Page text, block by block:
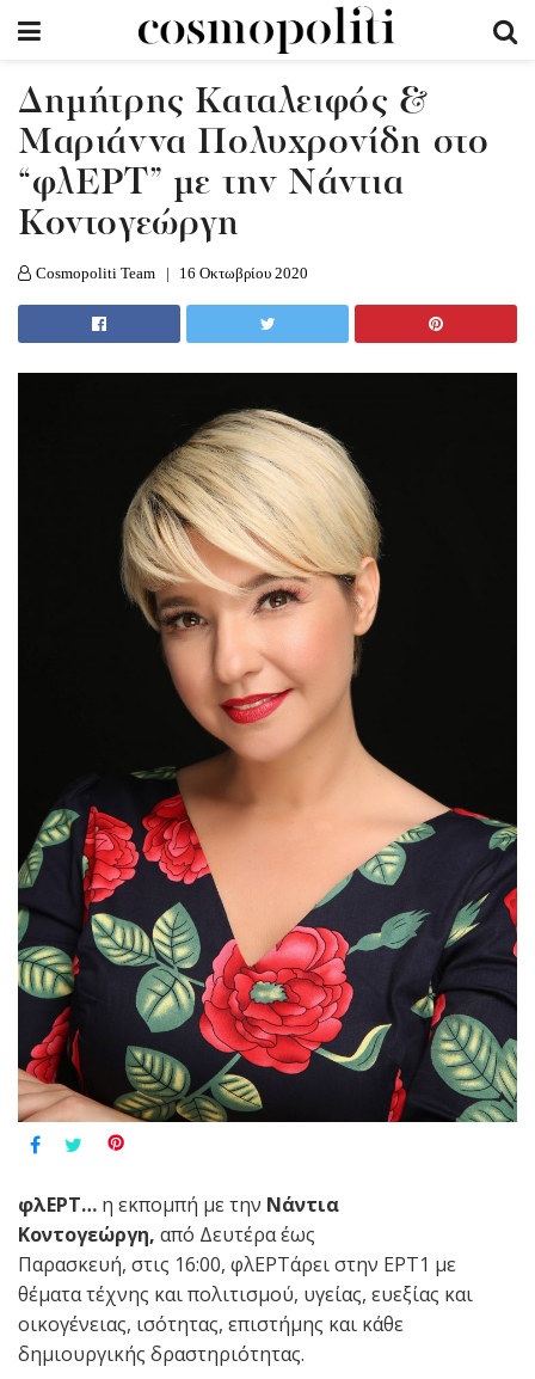
Δημήτρης Καταλειφός &
Μαριάννα Πολυχρονίδη στο
“φλΕΡΤ” με την Νάντια
Κοντογεώργη
Cosmopoliti Team 16 Οκτωβρίου 2020
φλΕΡΤ… η εκπομπή με την Νάντια
Κοντογεώργη, από Δευτέρα έως
Παρασκευή, στις 16:00, φλΕΡΤάρει στην ΕΡΤ1 με
θέματα τέχνης και πολιτισμού, υγείας, ευεξίας και
οικογένειας, ισότητας, επιστήμης και κάθε
δημιουργικής δραστηριότητας.